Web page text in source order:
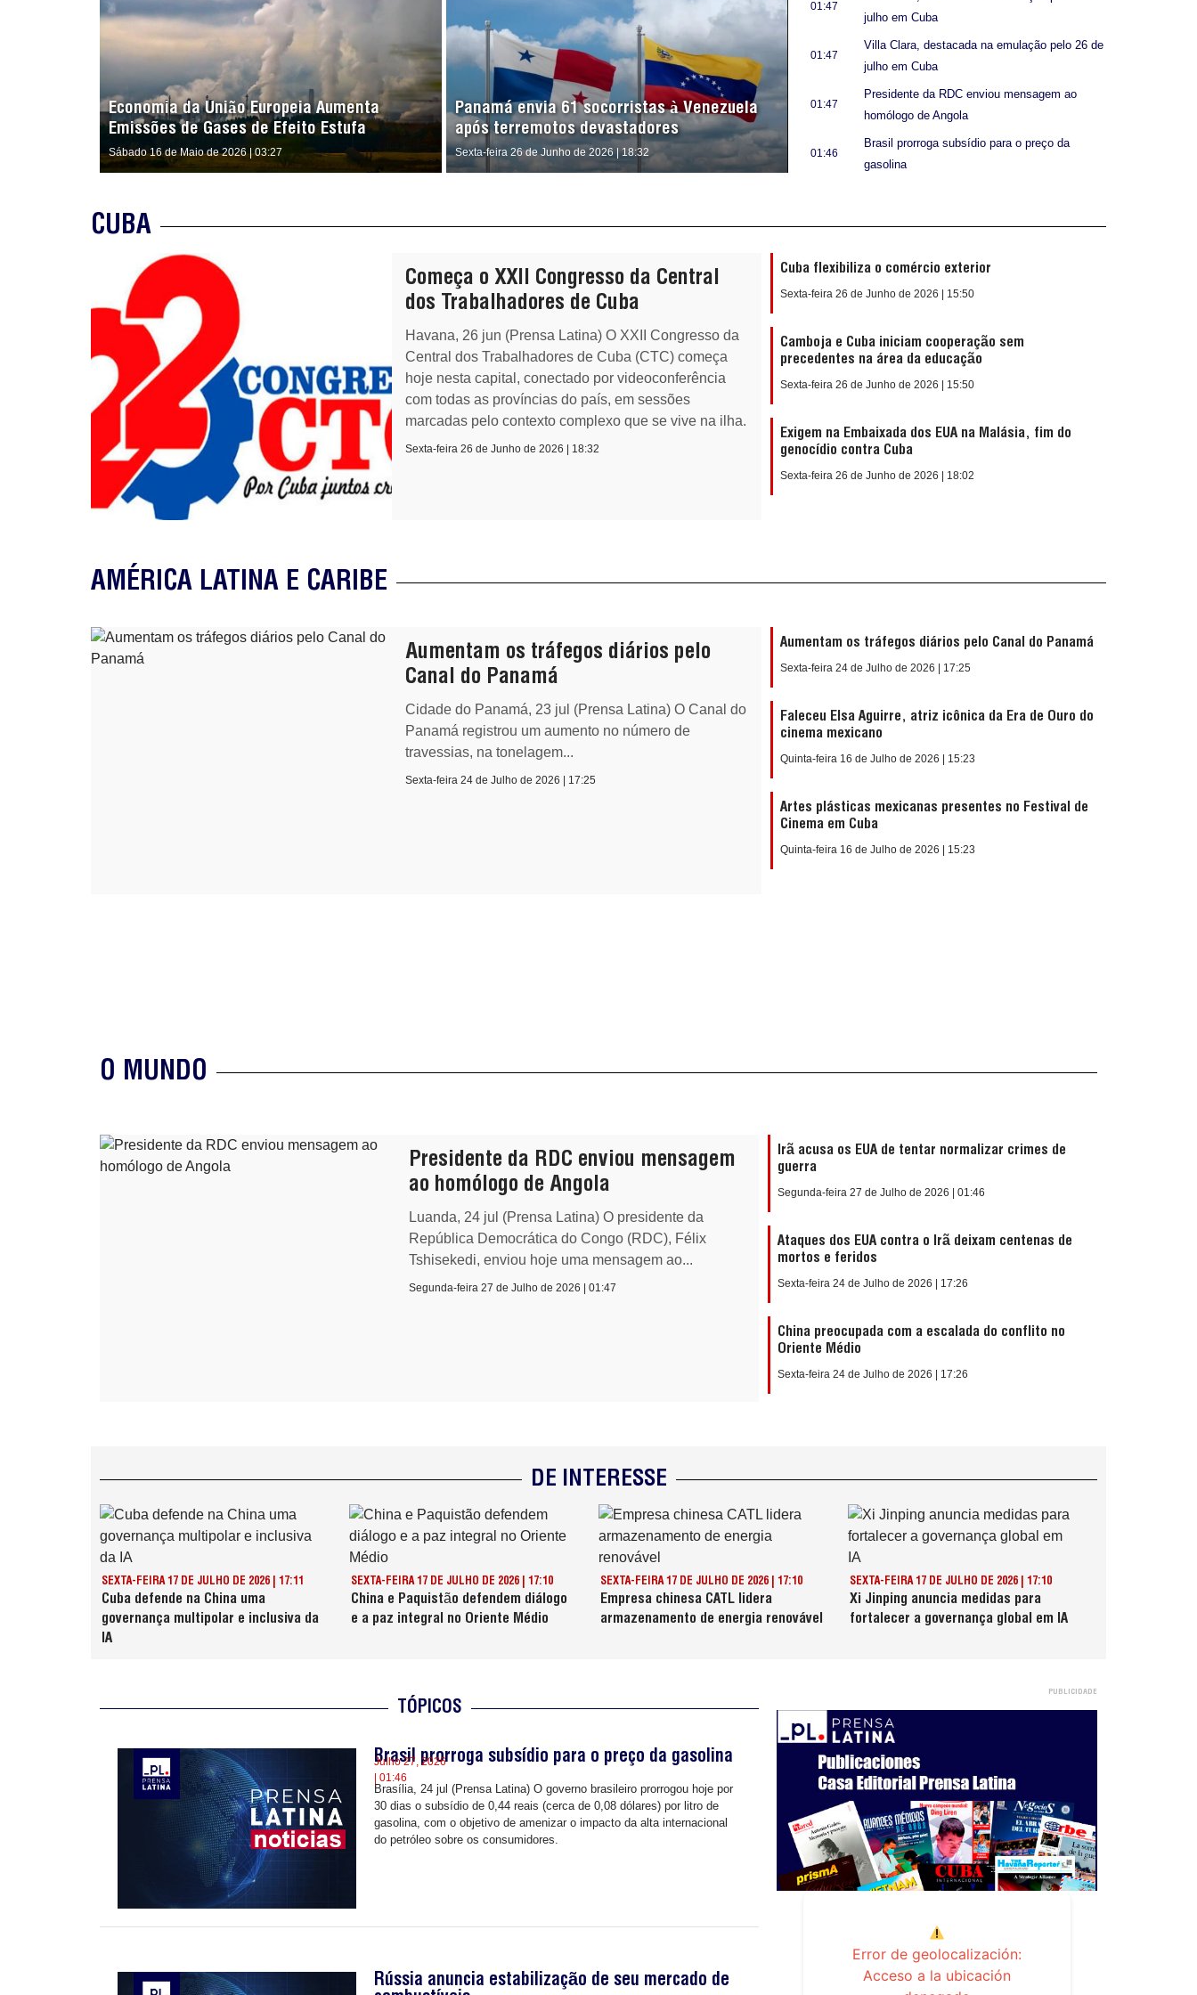
Economia da União Europeia Aumenta
Emissões de Gases de Efeito Estufa
Sábado 16 de Maio de 2026 | 03:27
Panamá envia 61 socorristas à Venezuela
após terremotos devastadores
Sexta-feira 26 de Junho de 2026 | 18:32
01:47
julho em Cuba
01:47
Villa Clara, destacada na emulação pelo 26 de
julho em Cuba
01:47
Presidente da RDC enviou mensagem ao
homólogo de Angola
01:46
Brasil prorroga subsídio para o preço da
gasolina
CUBA
Começa o XXII Congresso da Central
dos Trabalhadores de Cuba
Havana, 26 jun (Prensa Latina) O XXII Congresso da
Central dos Trabalhadores de Cuba (CTC) começa
hoje nesta capital, conectado por videoconferência
com todas as províncias do país, em sessões
marcadas pelo contexto complexo que se vive na ilha.
Sexta-feira 26 de Junho de 2026 | 18:32
Cuba flexibiliza o comércio exterior
Sexta-feira 26 de Junho de 2026 | 15:50
Camboja e Cuba iniciam cooperação sem
precedentes na área da educação
Sexta-feira 26 de Junho de 2026 | 15:50
Exigem na Embaixada dos EUA na Malásia, fim do
genocídio contra Cuba
Sexta-feira 26 de Junho de 2026 | 18:02
AMÉRICA LATINA E CARIBE
Aumentam os tráfegos diários pelo
Canal do Panamá
Cidade do Panamá, 23 jul (Prensa Latina) O Canal do
Panamá registrou um aumento no número de
travessias, na tonelagem...
Sexta-feira 24 de Julho de 2026 | 17:25
Aumentam os tráfegos diários pelo Canal do Panamá
Sexta-feira 24 de Julho de 2026 | 17:25
Faleceu Elsa Aguirre, atriz icônica da Era de Ouro do
cinema mexicano
Quinta-feira 16 de Julho de 2026 | 15:23
Artes plásticas mexicanas presentes no Festival de
Cinema em Cuba
Quinta-feira 16 de Julho de 2026 | 15:23
O MUNDO
Presidente da RDC enviou mensagem
ao homólogo de Angola
Luanda, 24 jul (Prensa Latina) O presidente da
República Democrática do Congo (RDC), Félix
Tshisekedi, enviou hoje uma mensagem ao...
Segunda-feira 27 de Julho de 2026 | 01:47
Irã acusa os EUA de tentar normalizar crimes de
guerra
Segunda-feira 27 de Julho de 2026 | 01:46
Ataques dos EUA contra o Irã deixam centenas de
mortos e feridos
Sexta-feira 24 de Julho de 2026 | 17:26
China preocupada com a escalada do conflito no
Oriente Médio
Sexta-feira 24 de Julho de 2026 | 17:26
DE INTERESSE
SEXTA-FEIRA 17 DE JULHO DE 2026 | 17:11
Cuba defende na China uma
governança multipolar e inclusiva da
IA
SEXTA-FEIRA 17 DE JULHO DE 2026 | 17:10
China e Paquistão defendem diálogo
e a paz integral no Oriente Médio
SEXTA-FEIRA 17 DE JULHO DE 2026 | 17:10
Empresa chinesa CATL lidera
armazenamento de energia renovável
SEXTA-FEIRA 17 DE JULHO DE 2026 | 17:10
Xi Jinping anuncia medidas para
fortalecer a governança global em IA
TÓPICOS
Brasil prorroga subsídio para o preço da gasolina
Julho 27, 2026
| 01:46
Brasília, 24 jul (Prensa Latina) O governo brasileiro prorrogou hoje por
30 dias o subsídio de 0,44 reais (cerca de 0,08 dólares) por litro de
gasolina, com o objetivo de amenizar o impacto da alta internacional
do petróleo sobre os consumidores.
Rússia anuncia estabilização de seu mercado de
PUBLICIDADE
Error de geolocalización:
Acceso a la ubicación